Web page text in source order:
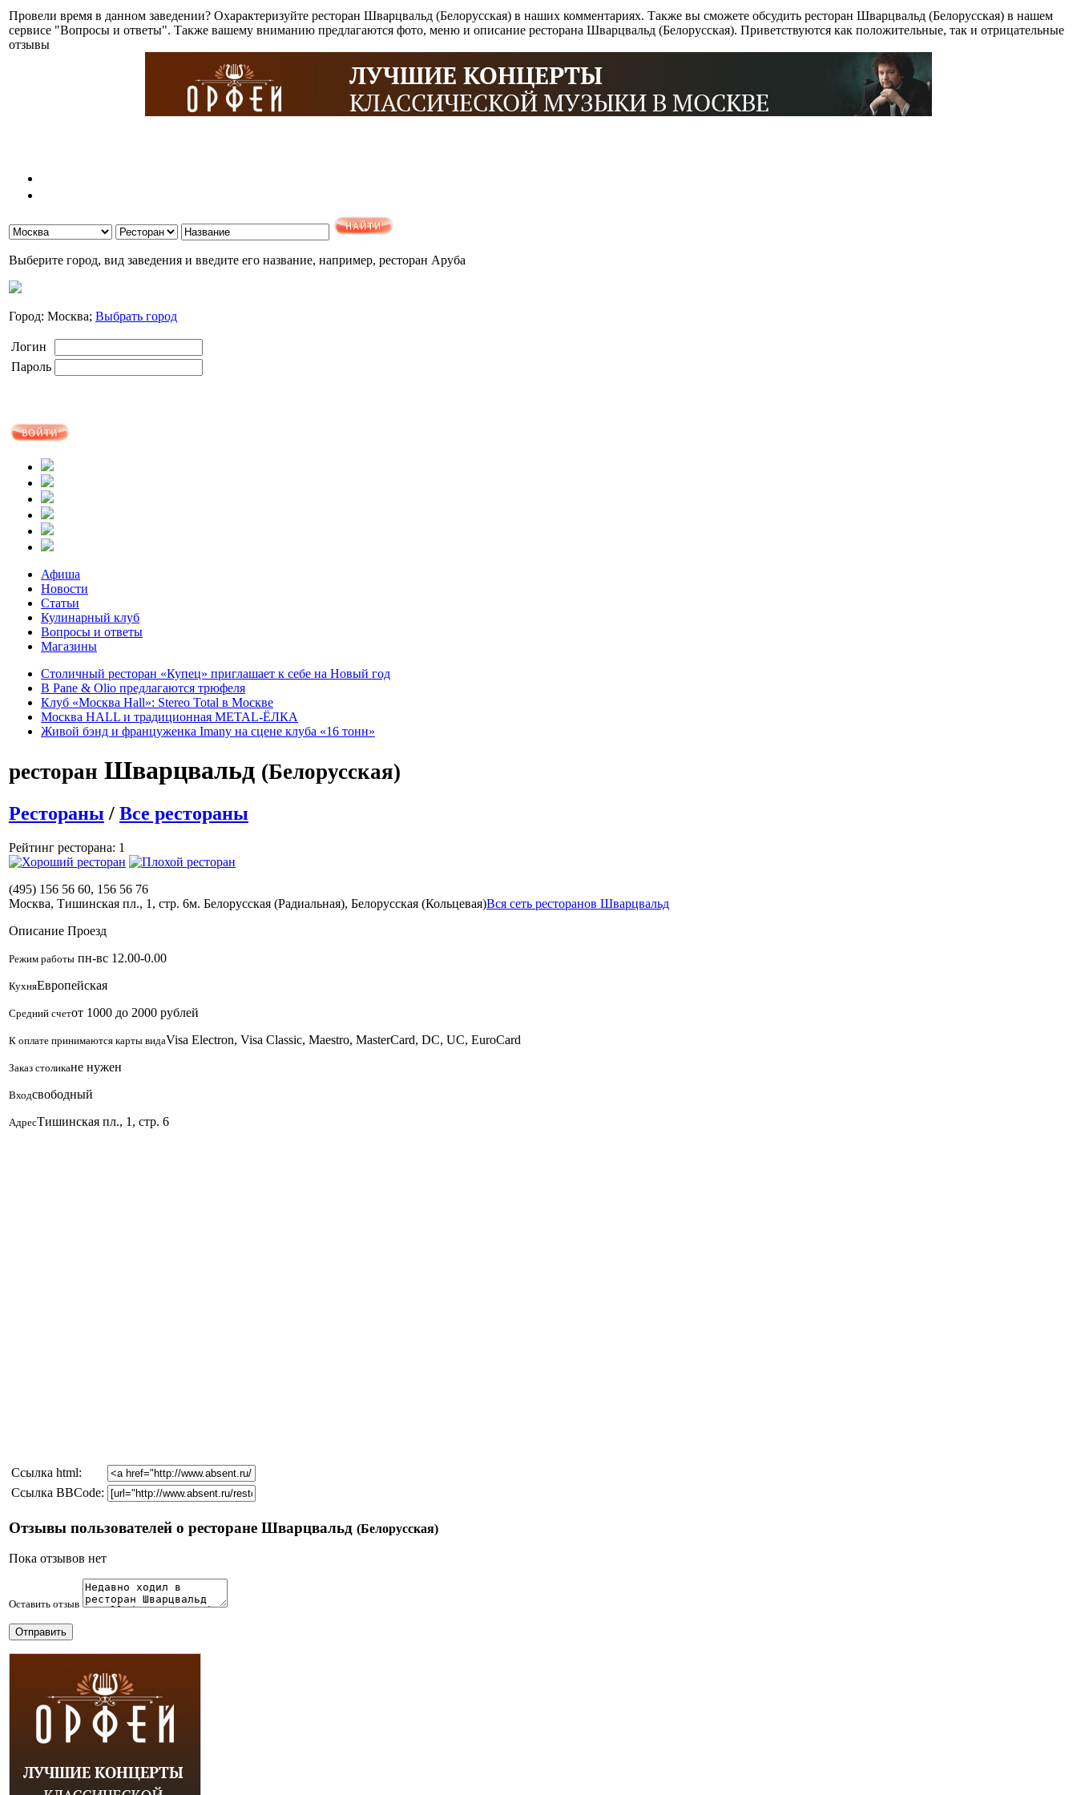
Провели время в данном заведении? Охарактеризуйте ресторан Шварцвальд (Белорусская) в наших комментариях. Также вы сможете обсудить ресторан Шварцвальд (Белорусская) в нашем
сервисе "Вопросы и ответы". Также вашему вниманию предлагаются фото, меню и описание ресторана Шварцвальд (Белорусская). Приветствуются как положительные, так и отрицательные
отзывы
Выберите город, вид заведения и введите его название, например, ресторан Аруба
Город: Москва; Выбрать город
Логин
Пароль
Афиша
Новости
Статьи
Кулинарный клуб
Вопросы и ответы
Магазины
Столичный ресторан «Купец» приглашает к себе на Новый год
В Pane & Olio предлагаются трюфеля
Клуб «Москва Hall»: Stereo Total в Москве
Москва HALL и традиционная METAL-ЁЛКА
Живой бэнд и француженка Imany на сцене клуба «16 тонн»
ресторан Шварцвальд (Белорусская)
Рестораны / Все рестораны
Рейтинг ресторана: 1
(495) 156 56 60, 156 56 76
Москва, Тишинская пл., 1, стр. 6м. Белорусская (Радиальная), Белорусская (Кольцевая)Вся сеть ресторанов Шварцвальд
Описание Проезд
Режим работы пн-вс 12.00-0.00
КухняЕвропейская
Средний счетот 1000 до 2000 рублей
К оплате принимаются карты видаVisa Electron, Visa Classic, Maestro, MasterCard, DC, UC, EuroCard
Заказ столикане нужен
Входсвободный
АдресТишинская пл., 1, стр. 6
Cсылка html:
Ссылка BBCode:
Отзывы пользователей о ресторане Шварцвальд (Белорусская)
Пока отзывов нет
Оставить отзыв